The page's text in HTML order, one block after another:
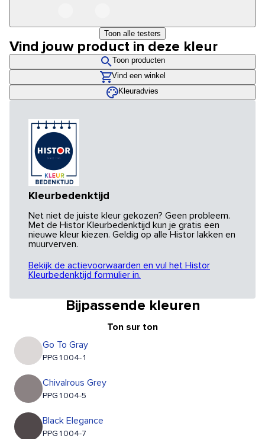
Toon alle testers
Vind jouw product in deze kleur
Toon producten
Vind een winkel
Kleuradvies
Kleurbedenktijd
Net niet de juiste kleur gekozen? Geen probleem.
Met de Histor Kleurbedenktijd kun je gratis een
nieuwe kleur kiezen. Geldig op alle Histor lakken en
muurverven.
Bekijk de actievoorwaarden en vul het Histor
Kleurbedenktijd formulier in.
Bijpassende kleuren
Ton sur ton
Go To Gray
PPG1004-1
Chivalrous Grey
PPG1004-5
Black Elegance
PPG1004-7